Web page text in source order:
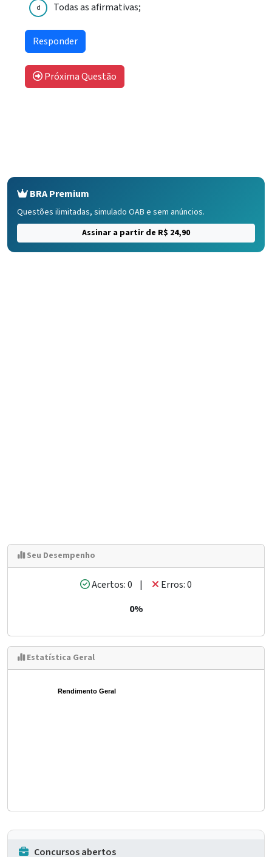
d Todas as afirmativas;
Próxima Questão
BRA Premium
Questões ilimitadas, simulado OAB e sem anúncios.
Assinar a partir de R$ 24,90
Seu Desempenho
Acertos: 0 |
Erros: 0
0%
Estatística Geral
Rendimento Geral
Concursos abertos